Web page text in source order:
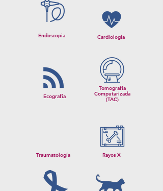
Endoscopia Cardiología
Ecografía
Tomografía
Computarizada
(TAC)
Traumatología Rayos X